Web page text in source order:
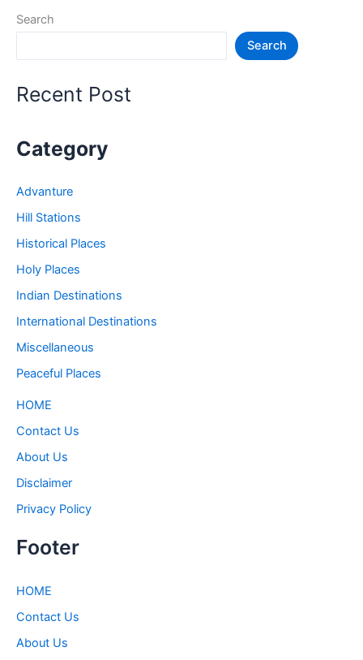
जगह
Places
Search
Search
Recent Post
Category
Advanture
Hill Stations
Historical Places
Holy Places
Indian Destinations
International Destinations
Miscellaneous
Peaceful Places
HOME
Contact Us
About Us
Disclaimer
Privacy Policy
Footer
HOME
Contact Us
About Us